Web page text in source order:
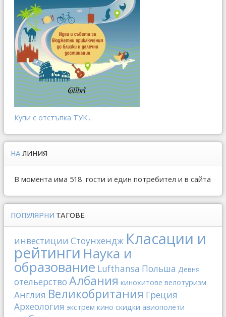
Купи с отстъпка ТУК...
НА ЛИНИЯ
В момента има 518 гости и един потребител и в сайта
ПОПУЛЯРНИ ТАГОВЕ
инвестиции Стоунхендж Класации и
рейтинги Наука и
образование Lufthansa Польша Девня
отельерство Албания кинохитове велотуризм
Англия Великобритания Греция
Археология экстрем кино скидки авиополети